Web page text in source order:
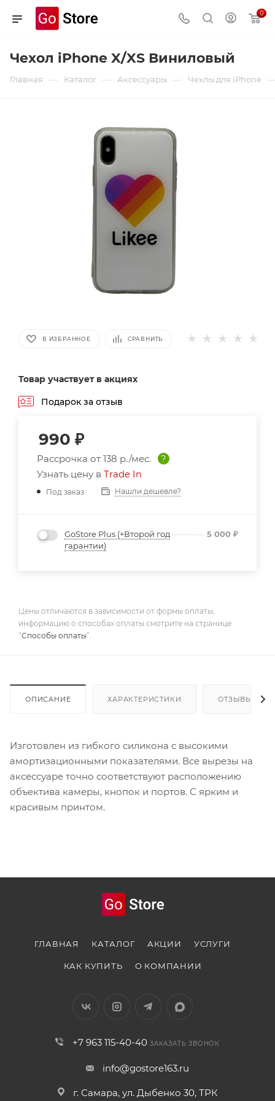
0
Чехол iPhone X/XS Виниловый
Главная — Каталог — Аксессуары — Чехлы для iPhone
В ИЗБРАННОЕ СРАВНИТЬ
Товар участвует в акциях
Подарок за отзыв
990 ₽
Рассрочка от 138 р./мес.
?
Узнать цену в Trade In
Под заказ Нашли дешевле?
GoStore Plus (+Второй год
гарантии)
5 000 ₽
Цены отличаются в зависимости от формы оплаты,
информацию о способах оплаты смотрите на странице
“Способы оплаты”.
ОПИСАНИЕ ХАРАКТЕРИСТИКИ ОТЗЫВЫ
Изготовлен из гибкого силикона с высокими
амортизационными показателями. Все вырезы на
аксессуаре точно соответствуют расположению
объектива камеры, кнопок и портов. С ярким и
красивым принтом.
ГЛАВНАЯ КАТАЛОГ АКЦИИ УСЛУГИ
КАК КУПИТЬ О КОМПАНИИ
+7 963 115-40-40 ЗАКАЗАТЬ ЗВОНОК
info@gostore163.ru
г. Самара, ул. Дыбенко 30, ТРК